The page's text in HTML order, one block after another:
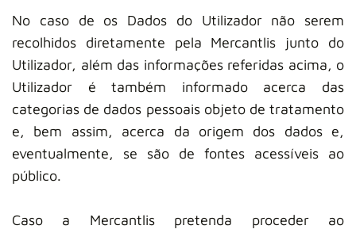
No caso de os Dados do Utilizador não serem
recolhidos diretamente pela Mercantlis junto do
Utilizador, além das informações referidas acima, o
Utilizador é também informado acerca das
categorias de dados pessoais objeto de tratamento
e, bem assim, acerca da origem dos dados e,
eventualmente, se são de fontes acessíveis ao
público.
Caso a Mercantlis pretenda proceder ao